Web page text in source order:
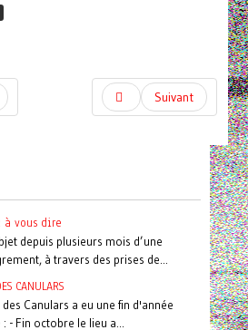
Suivant
à vous dire
depuis plusieurs mois d’une
à travers des prises de...
CANULARS
Canulars a eu une fin d'année
- Fin octobre le lieu a...